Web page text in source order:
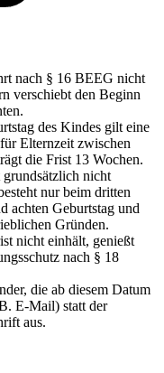
nach § 16 BEEG nicht
verschiebt den Beginn
des Kindes gilt eine
Elternzeit zwischen
die Frist 13 Wochen.
nicht
nur beim dritten
achten Geburtstag und
Gründen.
nicht einhält, genießt
nach § 18
die ab diesem Datum
E-Mail) statt der
aus.